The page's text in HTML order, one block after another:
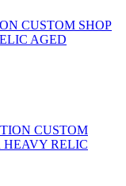
CUSTOM SHOP
AGED